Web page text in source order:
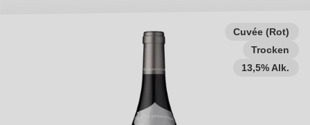
Cuvée (Rot)
Trocken
13,5% Alk.